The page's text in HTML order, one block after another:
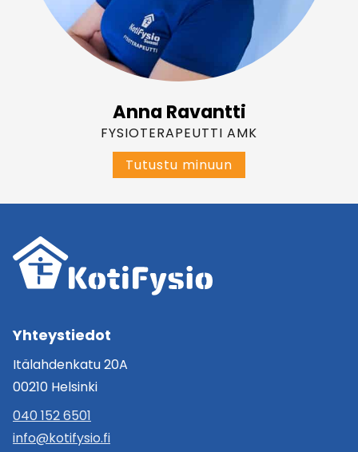
Anna Ravantti
FYSIOTERAPEUTTI AMK
Tutustu minuun
n
a
Yhteystiedot
Itälahdenkatu 20A
00210 Helsinki
040 152 6501
info@kotifysio.fi